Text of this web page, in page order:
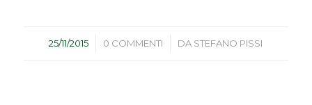
25/11/2015
/ 0 COMMENTI
/ DA STEFANO PISSI